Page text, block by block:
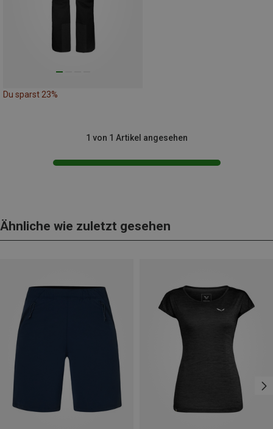
Du sparst 23%
1 von 1 Artikel angesehen
Ähnliche wie zuletzt gesehen